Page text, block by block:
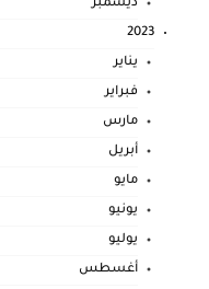
ديسمبر
2023
يناير
فبراير
مارس
أبريل
مايو
يونيو
يوليو
أغسطس